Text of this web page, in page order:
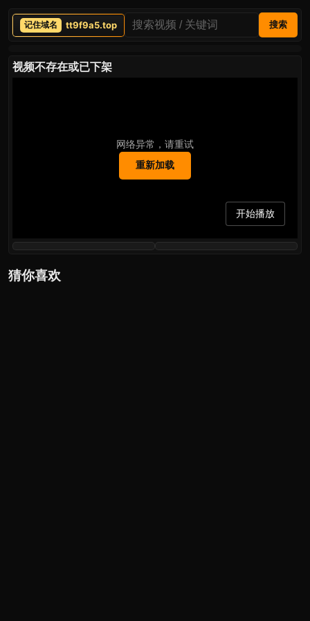
tt9f9a5.top 搜索
视频不存在或已下架
网络异常，请重试
重新加载
开始播放
猜你喜欢